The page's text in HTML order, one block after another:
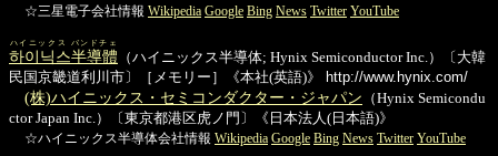
☆三星電子会社情報 Wikipedia Google Bing News Twitter YouTube
하이닉스半導體
ハイニックス バンドチェ
（ハイニックス半導体; Hynix Semiconductor Inc.）〔大韓
民国京畿道利川市〕［メモリー］《本社(英語)》
http://www.hynix.com/
(株)ハイニックス・セミコンダクター・ジャパン （Hynix Semicondu
ctor Japan Inc.）〔東京都港区虎ノ門〕《日本法人(日本語)》
☆ハイニックス半導体会社情報 Wikipedia Google Bing News Twitter YouTube